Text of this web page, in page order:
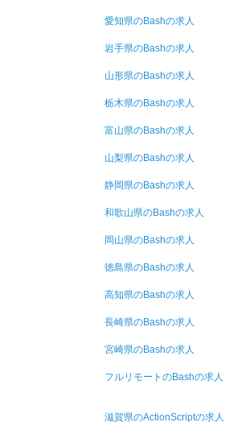
愛知県のBashの求人
岩手県のBashの求人
山形県のBashの求人
栃木県のBashの求人
富山県のBashの求人
山梨県のBashの求人
静岡県のBashの求人
和歌山県のBashの求人
岡山県のBashの求人
徳島県のBashの求人
高知県のBashの求人
長崎県のBashの求人
宮崎県のBashの求人
フルリモートのBashの求人
滋賀県のActionScriptの求人